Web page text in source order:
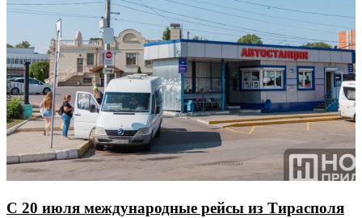
С 20 июля международные рейсы из Тирасполя